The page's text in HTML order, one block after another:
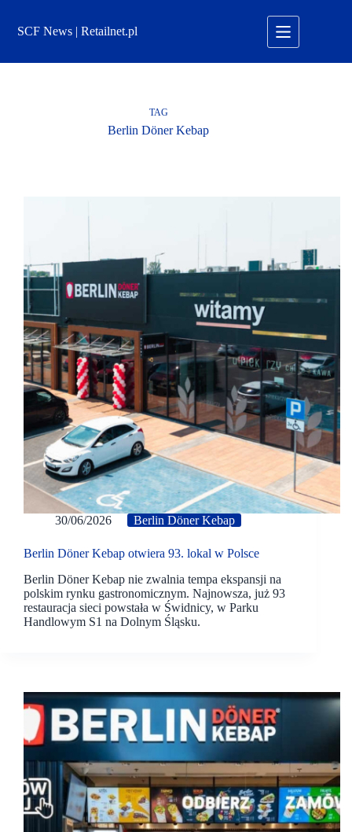
treściSCF News | Retailnet.pl
TAG
Berlin Döner Kebap
30/06/2026 Berlin Döner Kebap
Berlin Döner Kebap otwiera 93. lokal w Polsce
Berlin Döner Kebap nie zwalnia tempa ekspansji na
polskim rynku gastronomicznym. Najnowsza, już 93
restauracja sieci powstała w Świdnicy, w Parku
Handlowym S1 na Dolnym Śląsku.